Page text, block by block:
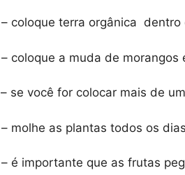
– coloque terra orgânica dentro
– coloque a muda de
– se você for colocar mais de
– molhe as plantas todos os
– é importante que as frutas